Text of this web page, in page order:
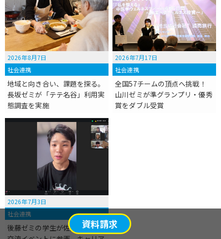
2026年8月7日
社会連携
地域と向き合い、課題を探る。
長坂ゼミが「テテ名谷」利用実
態調査を実施
2026年7月17日
社会連携
全国57チームの頂点へ挑戦！
山川ゼミが準グランプリ・優秀
賞をダブル受賞
2026年7月3日
社会連携
後藤ゼミの学生が佐用町で地域
資料請求